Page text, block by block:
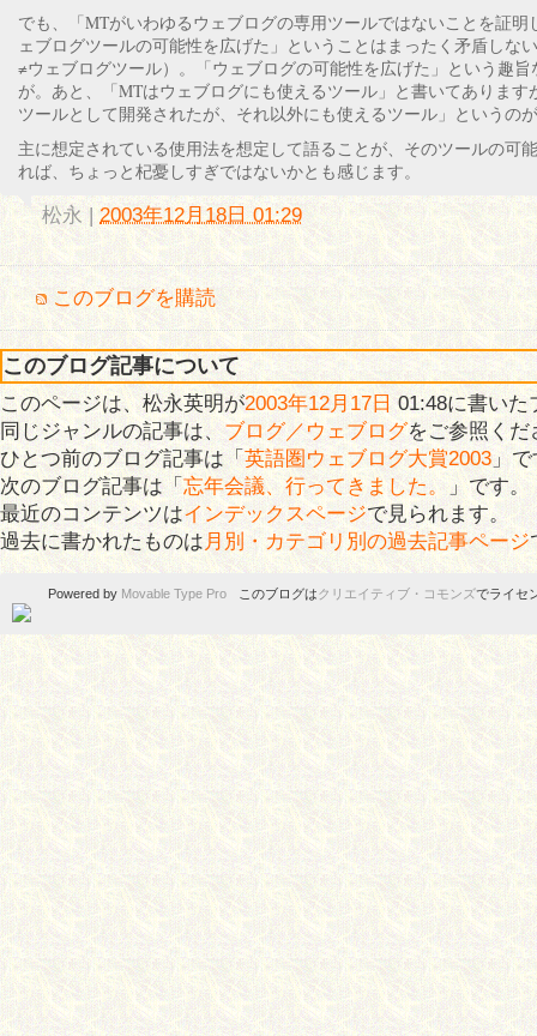
でも、「MTがいわゆるウェブログの専用ツールではないことを証明
ェブログツールの可能性を広げた」ということはまったく矛盾しな
≠ウェブログツール）。「ウェブログの可能性を広げた」という趣
が。あと、「MTはウェブログにも使えるツール」と書いてあります
ツールとして開発されたが、それ以外にも使えるツール」というの
主に想定されている使用法を想定して語ることが、そのツールの可
れば、ちょっと杞憂しすぎではないかとも感じます。
松永 | 2003年12月18日 01:29
このブログを購読
このブログ記事について
このページは、松永英明が2003年12月17日 01:48に書いた
同じジャンルの記事は、 ブログ／ウェブログをご参照くだ
ひとつ前のブログ記事は「 英語圏ウェブログ大賞2003 」
次のブログ記事は「 忘年会議、行ってきました。 」です。
最近のコンテンツはインデックスページで見られます。
過去に書かれたものは月別・カテゴリ別の過去記事ページ
Powered by Movable Type Pro このブログはクリエイティブ・コモンズでライセ